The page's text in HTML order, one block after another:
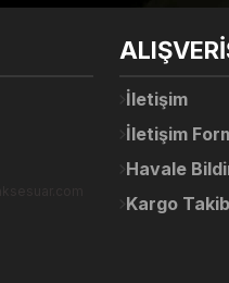
eksik bilgiler bulunuyor.
alternatifler olmalı.
İletişim
İletişim
Havale
Kargo